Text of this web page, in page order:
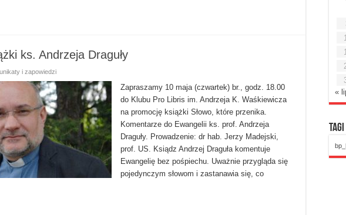
ks. Andrzeja Draguły
i zapowiedzi
Zapraszamy 10 maja (czwartek) br., godz. 18.00
do Klubu Pro Libris im. Andrzeja K. Waśkiewicza
na promocję książki Słowo, które przenika.
Komentarze do Ewangelii ks. prof. Andrzeja
Draguły. Prowadzenie: dr hab. Jerzy Madejski,
prof. US. Ksiądz Andrzej Draguła komentuje
Ewangelię bez pośpiechu. Uważnie przygląda się
pojedynczym słowom i zastanawia się, co
«
Tagi